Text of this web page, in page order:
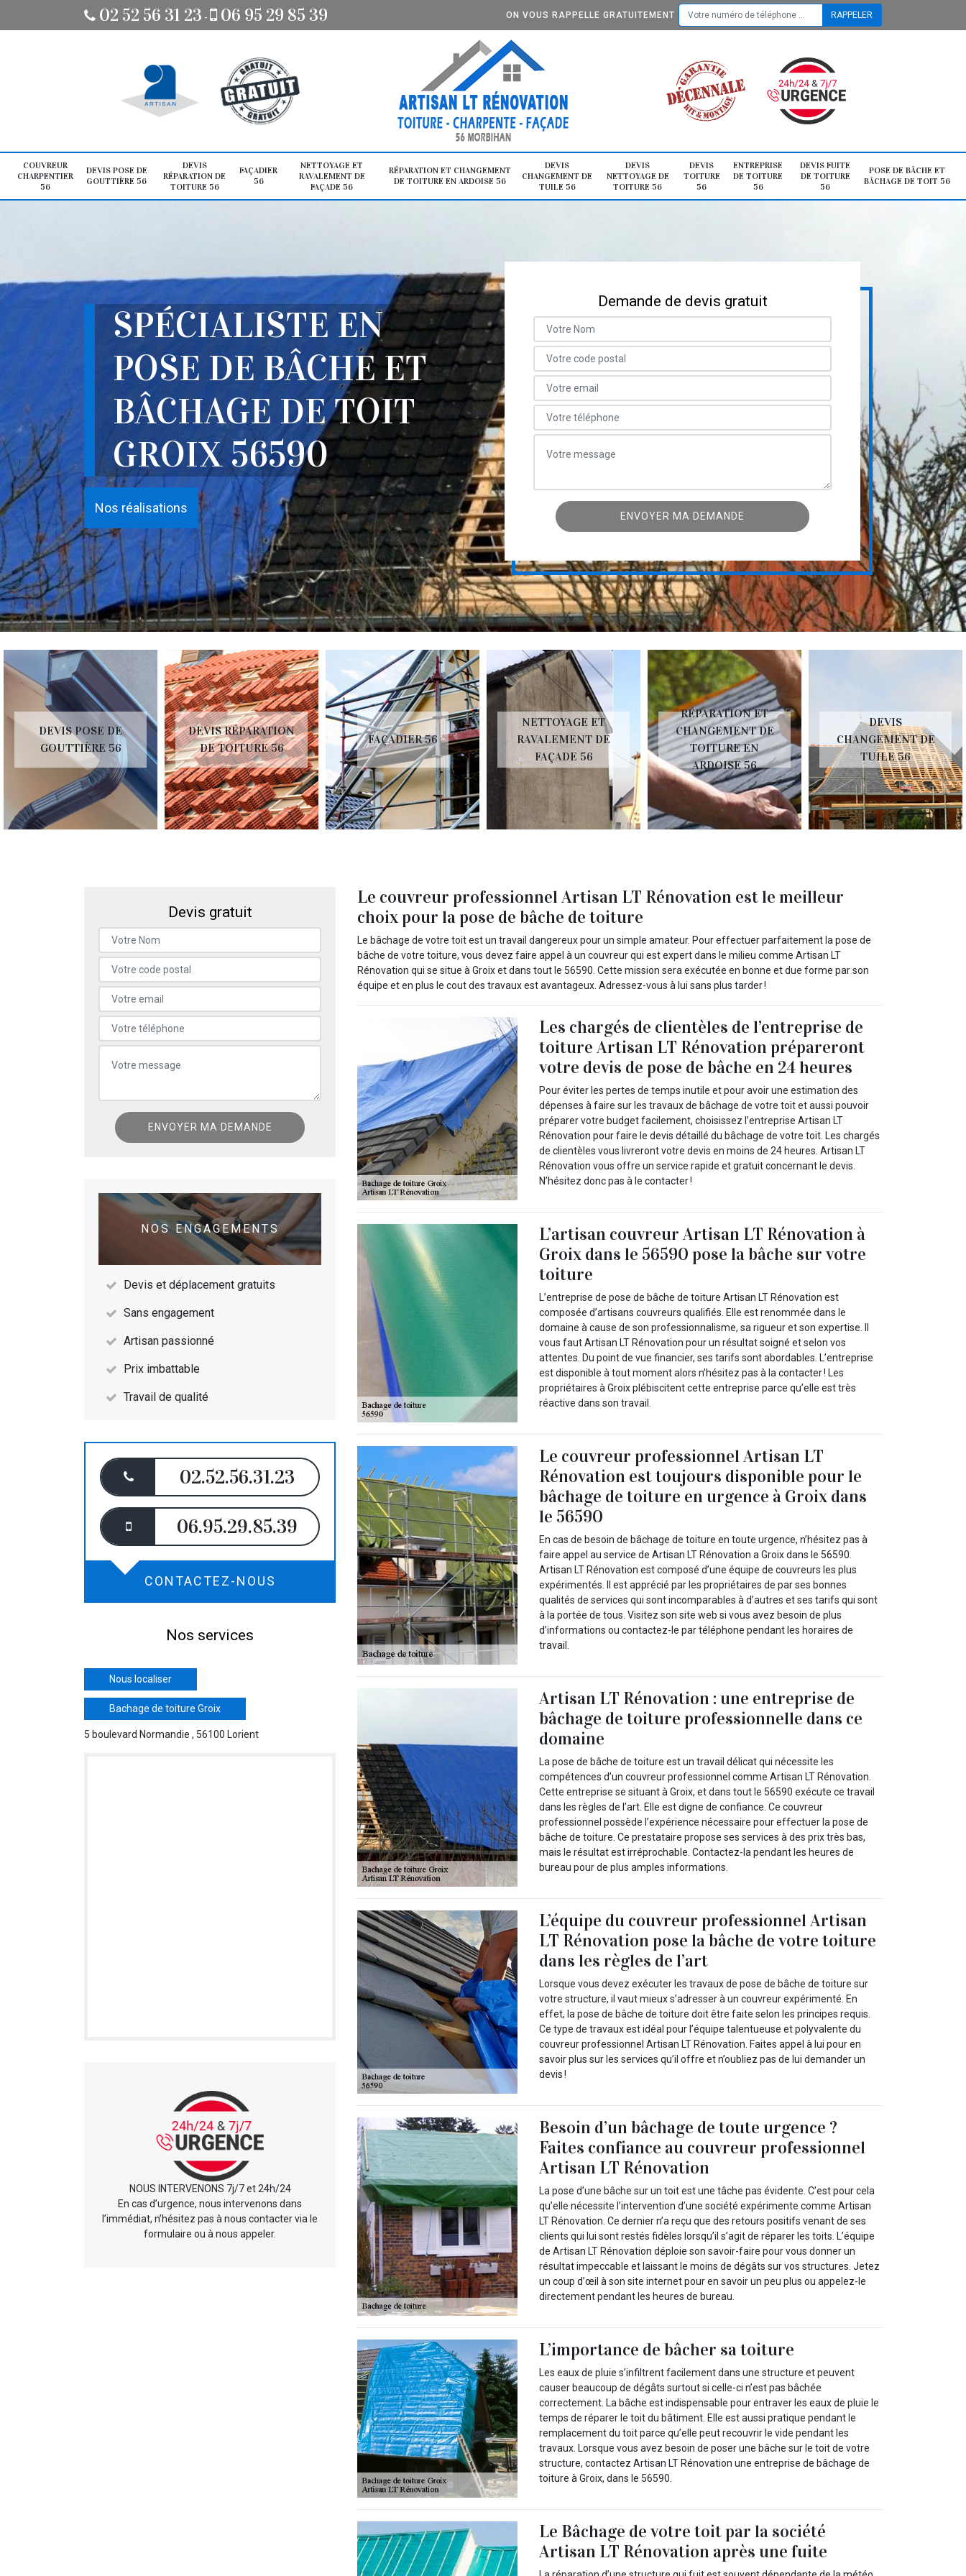
02 52 56 31 23 - 06 95 29 85 39 ON VOUS RAPPELLE GRATUITEMENT
COUVREUR
CHARPENTIER
56
DEVIS POSE DE
GOUTTIÈRE 56
DEVIS
RÉPARATION DE
TOITURE 56
FAÇADIER
56
NETTOYAGE ET
RAVALEMENT DE
FAÇADE 56
RÉPARATION ET CHANGEMENT
DE TOITURE EN ARDOISE 56
DEVIS
CHANGEMENT DE
TUILE 56
DEVIS
NETTOYAGE DE
TOITURE 56
DEVIS
TOITURE
56
ENTREPRISE
DE TOITURE
56
DEVIS FUITE
DE TOITURE
56
POSE DE BÂCHE ET
BÂCHAGE DE TOIT 56
SPÉCIALISTE EN
POSE DE BÂCHE ET
BÂCHAGE DE TOIT
GROIX 56590
Nos réalisations
Demande de devis gratuit
DEVIS POSE DE
GOUTTIÈRE 56
DEVIS RÉPARATION
DE TOITURE 56
FAÇADIER 56
NETTOYAGE ET
RAVALEMENT DE
FAÇADE 56
RÉPARATION ET
CHANGEMENT DE
TOITURE EN
ARDOISE 56
DEVIS
CHANGEMENT DE
TUILE 56
Devis gratuit
NOS ENGAGEMENTS
Devis et déplacement gratuits
Sans engagement
Artisan passionné
Prix imbattable
Travail de qualité
02.52.56.31.23
06.95.29.85.39
CONTACTEZ-NOUS
Nos services
Nous localiser
Bachage de toiture Groix
5 boulevard Normandie , 56100 Lorient
NOUS INTERVENONS 7j/7 et 24h/24
En cas d’urgence, nous intervenons dans
l’immédiat, n’hésitez pas à nous contacter via le
formulaire ou à nous appeler.
Le couvreur professionnel Artisan LT Rénovation est le meilleur
choix pour la pose de bâche de toiture
Le bâchage de votre toit est un travail dangereux pour un simple amateur. Pour effectuer parfaitement la pose de
bâche de votre toiture, vous devez faire appel à un couvreur qui est expert dans le milieu comme Artisan LT
Rénovation qui se situe à Groix et dans tout le 56590. Cette mission sera exécutée en bonne et due forme par son
équipe et en plus le cout des travaux est avantageux. Adressez-vous à lui sans plus tarder !
Les chargés de clientèles de l’entreprise de
toiture Artisan LT Rénovation prépareront
votre devis de pose de bâche en 24 heures
Pour éviter les pertes de temps inutile et pour avoir une estimation des
dépenses à faire sur les travaux de bâchage de votre toit et aussi pouvoir
préparer votre budget facilement, choisissez l’entreprise Artisan LT
Rénovation pour faire le devis détaillé du bâchage de votre toit. Les chargés
de clientèles vous livreront votre devis en moins de 24 heures. Artisan LT
Rénovation vous offre un service rapide et gratuit concernant le devis.
N’hésitez donc pas à le contacter !
L’artisan couvreur Artisan LT Rénovation à
Groix dans le 56590 pose la bâche sur votre
toiture
L’entreprise de pose de bâche de toiture Artisan LT Rénovation est
composée d’artisans couvreurs qualifiés. Elle est renommée dans le
domaine à cause de son professionnalisme, sa rigueur et son expertise. Il
vous faut Artisan LT Rénovation pour un résultat soigné et selon vos
attentes. Du point de vue financier, ses tarifs sont abordables. L’entreprise
est disponible à tout moment alors n’hésitez pas à la contacter ! Les
propriétaires à Groix plébiscitent cette entreprise parce qu’elle est très
réactive dans son travail.
Le couvreur professionnel Artisan LT
Rénovation est toujours disponible pour le
bâchage de toiture en urgence à Groix dans
le 56590
En cas de besoin de bâchage de toiture en toute urgence, n’hésitez pas à
faire appel au service de Artisan LT Rénovation a Groix dans le 56590.
Artisan LT Rénovation est composé d’une équipe de couvreurs les plus
expérimentés. Il est apprécié par les propriétaires de par ses bonnes
qualités de services qui sont incomparables à d’autres et ses tarifs qui sont
à la portée de tous. Visitez son site web si vous avez besoin de plus
d’informations ou contactez-le par téléphone pendant les horaires de
travail.
Artisan LT Rénovation : une entreprise de
bâchage de toiture professionnelle dans ce
domaine
La pose de bâche de toiture est un travail délicat qui nécessite les
compétences d’un couvreur professionnel comme Artisan LT Rénovation.
Cette entreprise se situant à Groix, et dans tout le 56590 exécute ce travail
dans les règles de l’art. Elle est digne de confiance. Ce couvreur
professionnel possède l’expérience nécessaire pour effectuer la pose de
bâche de toiture. Ce prestataire propose ses services à des prix très bas,
mais le résultat est irréprochable. Contactez-la pendant les heures de
bureau pour de plus amples informations.
L’équipe du couvreur professionnel Artisan
LT Rénovation pose la bâche de votre toiture
dans les règles de l’art
Lorsque vous devez exécuter les travaux de pose de bâche de toiture sur
votre structure, il vaut mieux s’adresser à un couvreur expérimenté. En
effet, la pose de bâche de toiture doit être faite selon les principes requis.
Ce type de travaux est idéal pour l’équipe talentueuse et polyvalente du
couvreur professionnel Artisan LT Rénovation. Faites appel à lui pour en
savoir plus sur les services qu’il offre et n’oubliez pas de lui demander un
devis !
Besoin d’un bâchage de toute urgence ?
Faites confiance au couvreur professionnel
Artisan LT Rénovation
La pose d’une bâche sur un toit est une tâche pas évidente. C’est pour cela
qu’elle nécessite l’intervention d’une société expérimente comme Artisan
LT Rénovation. Ce dernier n’a reçu que des retours positifs venant de ses
clients qui lui sont restés fidèles lorsqu’il s’agit de réparer les toits. L’équipe
de Artisan LT Rénovation déploie son savoir-faire pour vous donner un
résultat impeccable et laissant le moins de dégâts sur vos structures. Jetez
un coup d’œil à son site internet pour en savoir un peu plus ou appelez-le
directement pendant les heures de bureau.
L’importance de bâcher sa toiture
Les eaux de pluie s’infiltrent facilement dans une structure et peuvent
causer beaucoup de dégâts surtout si celle-ci n’est pas bâchée
correctement. La bâche est indispensable pour entraver les eaux de pluie le
temps de réparer le toit du bâtiment. Elle est aussi pratique pendant le
remplacement du toit parce qu’elle peut recouvrir le vide pendant les
travaux. Lorsque vous avez besoin de poser une bâche sur le toit de votre
structure, contactez Artisan LT Rénovation une entreprise de bâchage de
toiture à Groix, dans le 56590.
Le Bâchage de votre toit par la société
Artisan LT Rénovation après une fuite